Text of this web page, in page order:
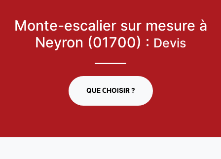
Monte-escalier sur mesure à
Neyron (01700) : Devis
QUE CHOISIR ?